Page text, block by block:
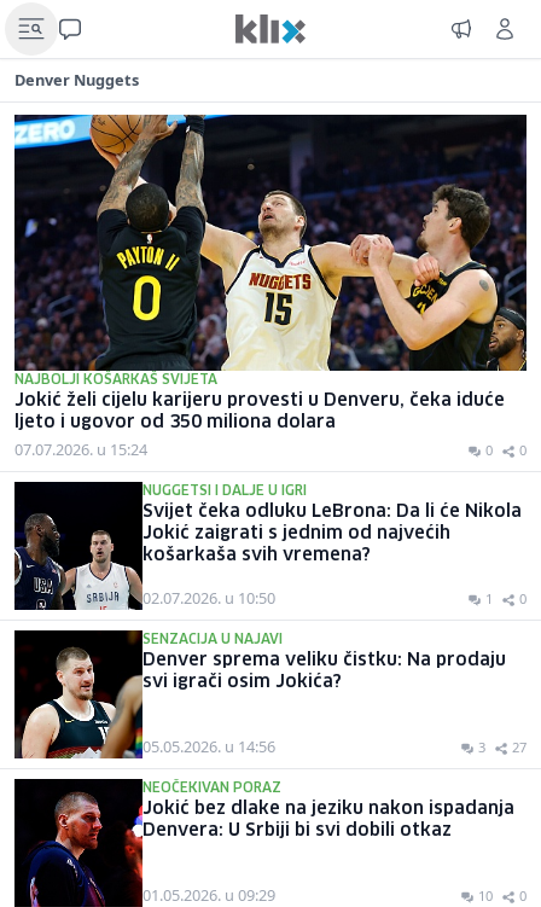
Denver Nuggets
NAJBOLJI KOŠARKAŠ SVIJETA
Jokić želi cijelu karijeru provesti u Denveru, čeka iduće
ljeto i ugovor od 350 miliona dolara
07.07.2026. u 15:24 0 0
NUGGETSI I DALJE U IGRI
Svijet čeka odluku LeBrona: Da li će Nikola
Jokić zaigrati s jednim od najvećih
košarkaša svih vremena?
02.07.2026. u 10:50 1 0
SENZACIJA U NAJAVI
Denver sprema veliku čistku: Na prodaju
svi igrači osim Jokića?
05.05.2026. u 14:56 3 27
NEOČEKIVAN PORAZ
Jokić bez dlake na jeziku nakon ispadanja
Denvera: U Srbiji bi svi dobili otkaz
01.05.2026. u 09:29 10 0